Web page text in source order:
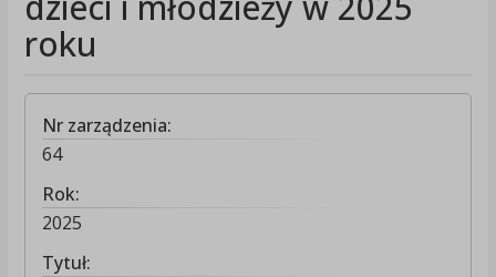
roku
Nr zarządzenia:
64
Rok:
2025
Tytuł: